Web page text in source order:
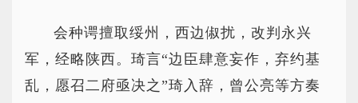
会种谔擅取绥州，西边俶扰，改判永兴
军，经略陕西。琦言“边臣肆意妄作，弃约基
乱，愿召二府亟决之”琦入辞，曾公亮等方奏